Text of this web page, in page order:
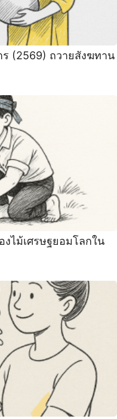
(2569) ถวายสังฆทาน
ไม้เศรษฐยอมโลกใน